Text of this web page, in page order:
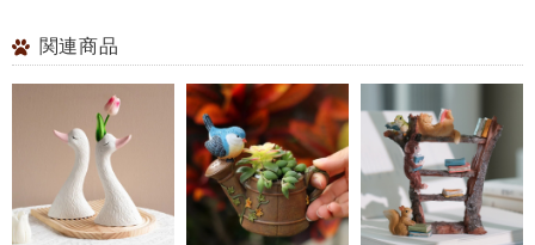
関連商品